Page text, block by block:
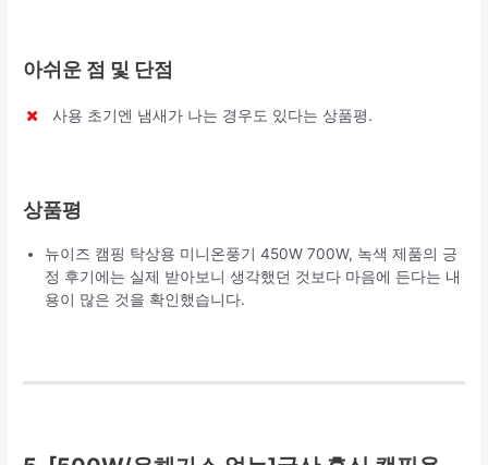
아쉬운 점 및 단점
사용 초기엔 냄새가 나는 경우도 있다는 상품평.
상품평
뉴이즈 캠핑 탁상용 미니온풍기 450W 700W, 녹색 제품의 긍
정 후기에는 실제 받아보니 생각했던 것보다 마음에 든다는 내
용이 많은 것을 확인했습니다.